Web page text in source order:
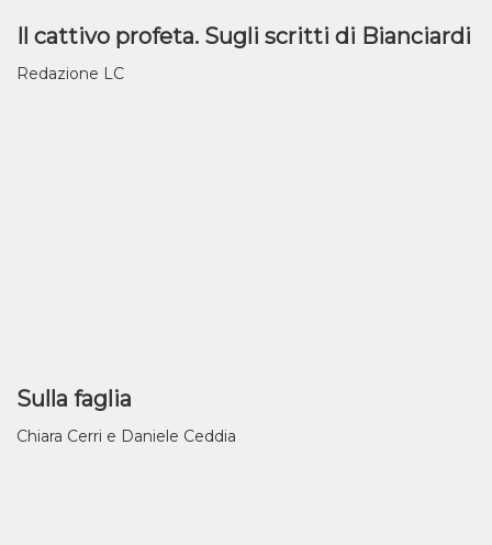
Il cattivo profeta. Sugli scritti di Bianciardi
Redazione LC
Sulla faglia
Chiara Cerri e Daniele Ceddia